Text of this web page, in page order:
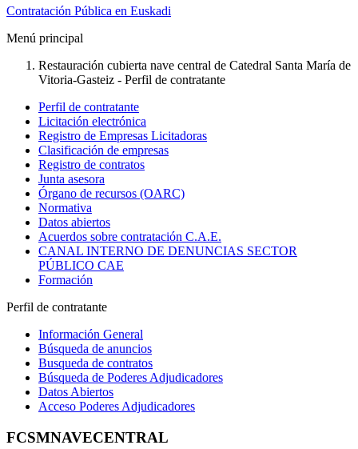
Contratación Pública en Euskadi
Menú principal
Restauración cubierta nave central de Catedral Santa María de
Vitoria-Gasteiz - Perfil de contratante
Perfil de contratante
Licitación electrónica
Registro de Empresas Licitadoras
Clasificación de empresas
Registro de contratos
Junta asesora
Órgano de recursos (OARC)
Normativa
Datos abiertos
Acuerdos sobre contratación C.A.E.
CANAL INTERNO DE DENUNCIAS SECTOR
PÚBLICO CAE
Formación
Perfil de contratante
Información General
Búsqueda de anuncios
Busqueda de contratos
Búsqueda de Poderes Adjudicadores
Datos Abiertos
Acceso Poderes Adjudicadores
FCSMNAVECENTRAL